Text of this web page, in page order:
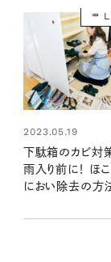
2023.05.19
下駄箱のカビ対
雨入り前に！ ほこ
におい除去の方